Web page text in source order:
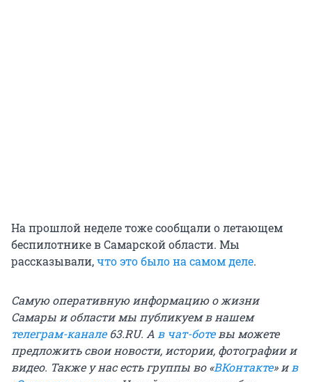
На прошлой неделе тоже сообщали о летающем
беспилотнике в Самарской области. Мы
рассказывали,что это было на самом деле.
Самую оперативную информацию о жизни
Самары и области мы публикуем в нашем
телеграм-канале63.RU. Ав чат-ботевы можете
предложить свои новости, истории, фотографии и
видео. Также у нас есть группы во «ВКонтакте»ив